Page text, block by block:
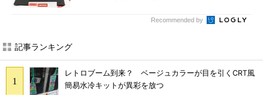
Recommended by
記事ランキング
レトロブーム到来？ ベージュカラーが目を引くCRT風
簡易水冷キットが異彩を放つ